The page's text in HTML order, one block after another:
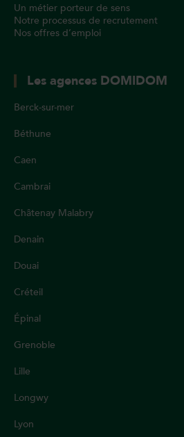
Un métier porteur de sens
Notre processus de recrutement
Nos offres d’emploi
Les agences DOMIDOM
Berck-sur-mer
Béthune
Caen
Cambrai
Châtenay Malabry
Denain
Douai
Créteil
Épinal
Grenoble
Lille
Longwy
Lyon